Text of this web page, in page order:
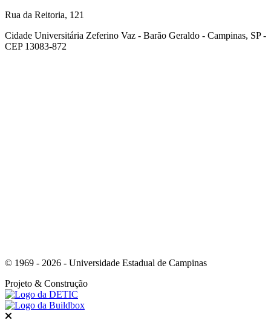
Rua da Reitoria, 121
Cidade Universitária Zeferino Vaz - Barão Geraldo - Campinas, SP -
CEP 13083-872
© 1969 - 2026 - Universidade Estadual de Campinas
Projeto & Construção